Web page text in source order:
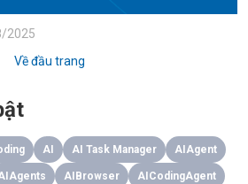
2025
Về đầu trang
AI AI Task Manager AIAgent
AIBrowser AICodingAgent